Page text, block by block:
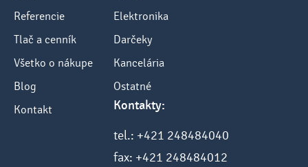
Referencie
Tlač a cenník
Všetko o nákupe
Blog
Kontakt
Elektronika
Darčeky
Kancelária
Ostatné
Kontakty:
tel.: +421 248484040
fax: +421 248484012